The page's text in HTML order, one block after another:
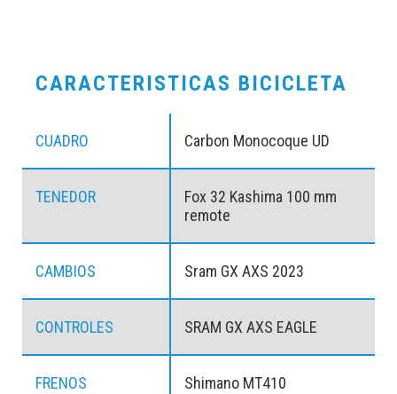
CARACTERISTICAS BICICLETA
CUADRO Carbon Monocoque UD
TENEDOR
Fox 32 Kashima 100 mm
remote
CAMBIOS Sram GX AXS 2023
CONTROLES SRAM GX AXS EAGLE
FRENOS Shimano MT410